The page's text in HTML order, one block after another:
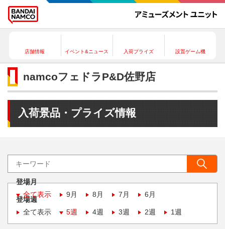
店舗情報 イベント&ニュース 入荷プライズ 設置ゲーム機
namcoフェドラP&D佐野店
入荷景品・プライズ情報
登場月
全て表示
9月 8月 7月 6月
登場週
全て表示
5週 4週 3週 2週 1週